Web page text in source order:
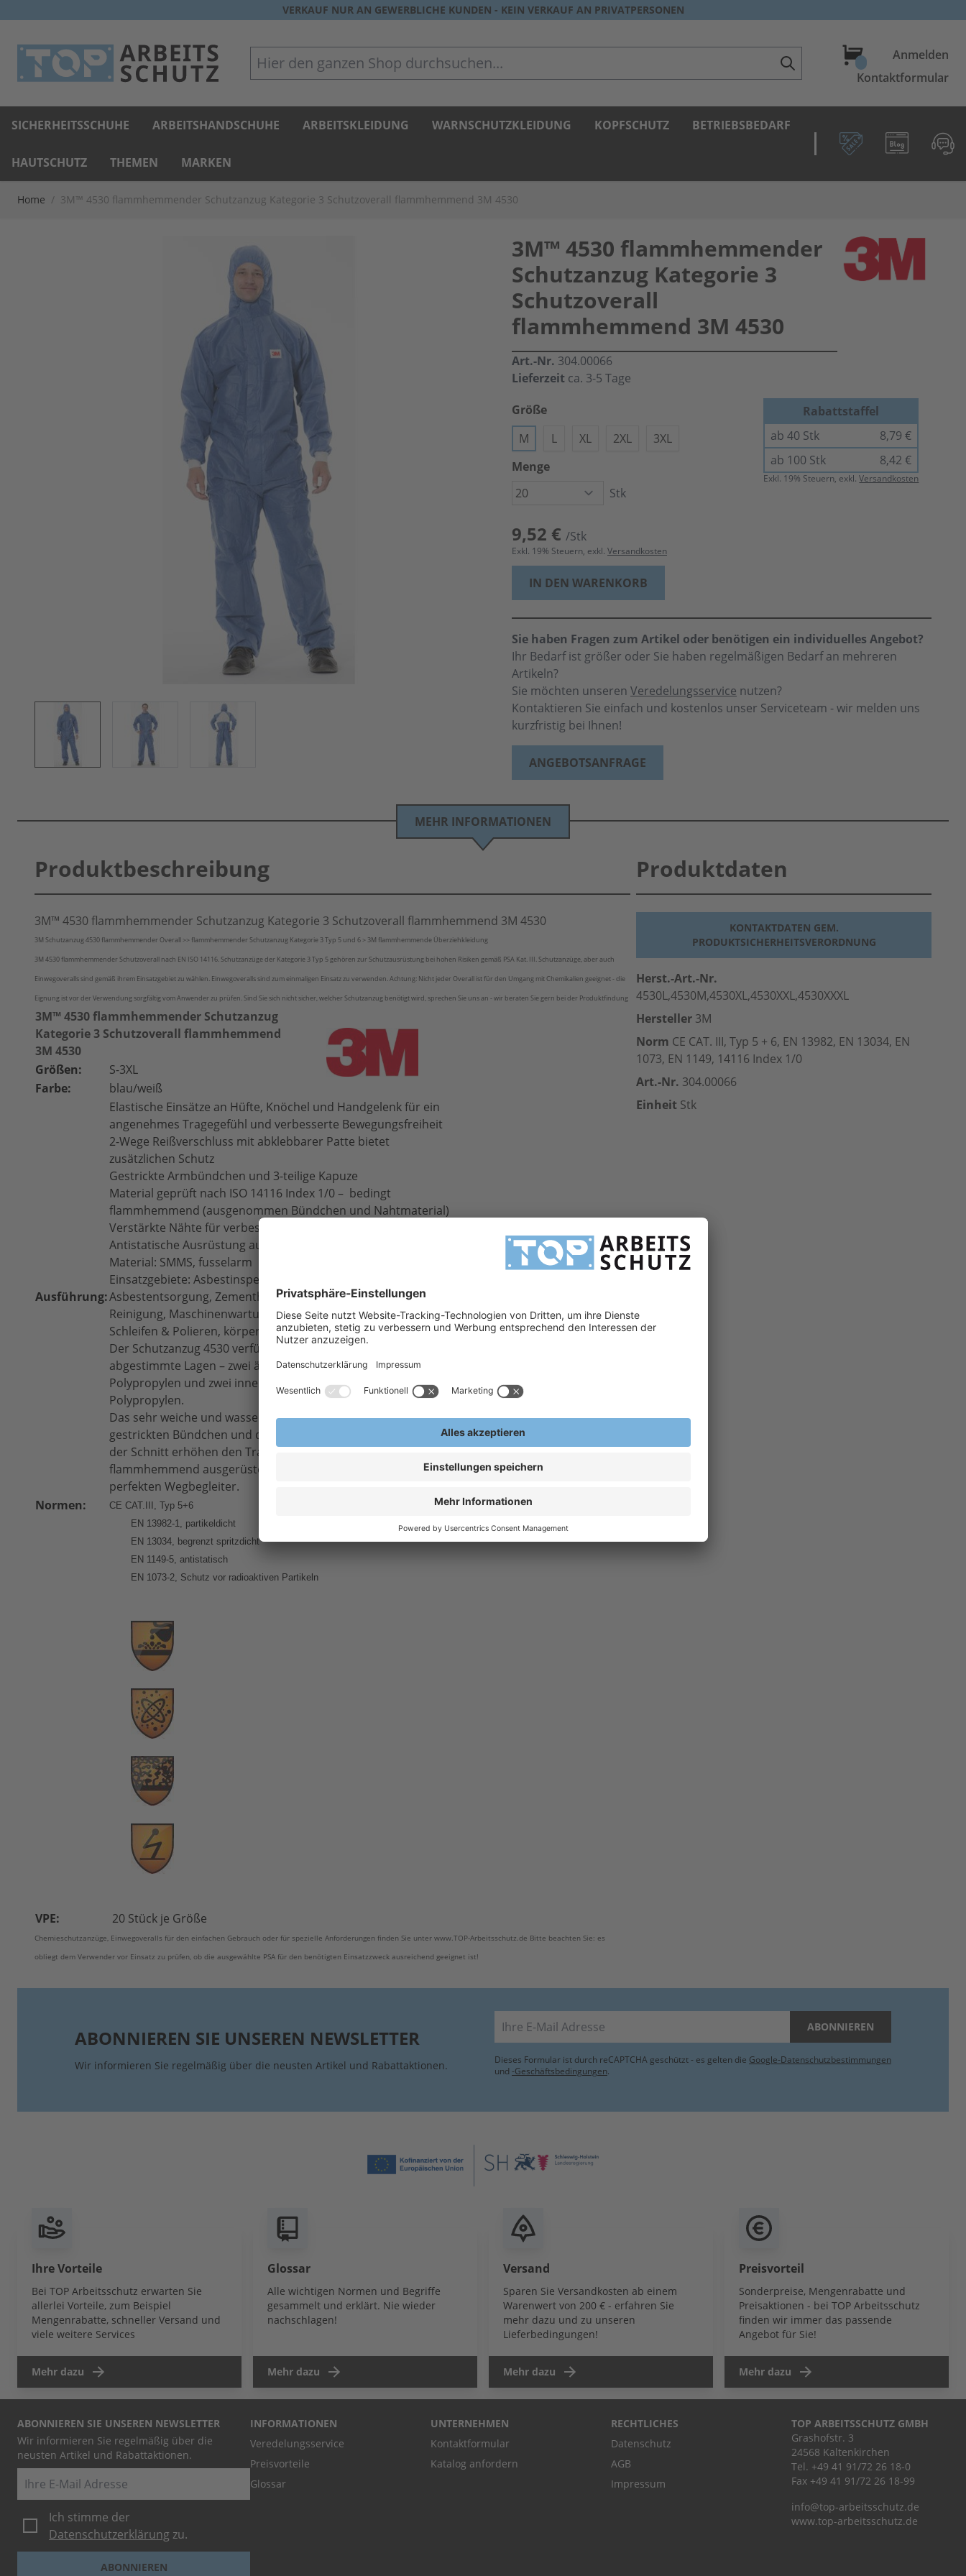
VERKAUF NUR AN GEWERBLICHE KUNDEN - KEIN VERKAUF AN PRIVATPERSONEN
Hier den ganzen Shop durchsuchen... WarenkorbAnmelden
Kontaktformular
SICHERHEITSSCHUHE ARBEITSHANDSCHUHE ARBEITSKLEIDUNG WARNSCHUTZKLEIDUNG KOPFSCHUTZ BETRIEBSBEDARF
HAUTSCHUTZ THEMEN MARKEN
Home / 3M™ 4530 flammhemmender Schutzanzug Kategorie 3 Schutzoverall flammhemmend 3M 4530
3M™ 4530 flammhemmender
Schutzanzug Kategorie 3
Schutzoverall
flammhemmend 3M 4530
Art.-Nr. 304.00066
Lieferzeit ca. 3-5 Tage
Größe
M
L XL 2XL
3XL
Menge
Stk
9,52 € /Stk
Exkl. 19% Steuern, exkl. Versandkosten
Rabattstaffel
ab 40 Stk
8,79 €
ab 100 Stk
8,42 €
Exkl. 19% Steuern, exkl.Versandkosten
IN DEN WARENKORB
Sie haben Fragen zum Artikel oder benötigen ein individuelles Angebot?
Ihr Bedarf ist größer oder Sie haben regelmäßigen Bedarf an mehreren
Artikeln?
Sie möchten unseren Veredelungsservice nutzen?
Kontaktieren Sie einfach und kostenlos unser Serviceteam - wir melden uns
kurzfristig bei Ihnen!
ANGEBOTSANFRAGE
MEHR INFORMATIONEN
Produktbeschreibung
3M™ 4530 flammhemmender Schutzanzug Kategorie 3 Schutzoverall flammhemmend 3M 4530
3M Schutzanzug 4530 flammhemmender Overall >> flammhemmender Schutzanzug Kategorie 3 Typ 5 und 6 > 3M flammhemmende Überziehkleidung
3M 4530 flammhemmender Schutzoverall nach EN ISO 14116. Schutzanzüge der Kategorie 3 Typ 5 gehören zur Schutzausrüstung bei hohen Risiken gemäß PSA Kat. III. Schutzanzüge, aber auch
Einwegoveralls sind gemäß ihrem Einsatzgebiet zu wählen. Einwegoveralls sind zum einmaligen Einsatz zu verwenden. Achtung: Nicht jeder Overall ist für den Umgang mit Chemikalien geeignet - die
Eignung ist vor der Verwendung sorgfältig vom Anwender zu prüfen. Sind Sie sich nicht sicher, welcher Schutzanzug benötigt wird, sprechen Sie uns an - wir beraten Sie gern bei der Produktfindung
3M™ 4530 flammhemmender Schutzanzug
Kategorie 3 Schutzoverall flammhemmend
3M 4530
Größen:
S-3XL
Farbe:
blau/weiß
Ausführung:
Elastische Einsätze an Hüfte, Knöchel und Handgelenk für ein
angenehmes Tragegefühl und verbesserte Bewegungsfreiheit
2-Wege Reißverschluss mit abklebbarer Patte bietet
zusätzlichen Schutz
Gestrickte Armbündchen und 3-teilige Kapuze
Material geprüft nach ISO 14116 Index 1/0 – bedingt
flammhemmend (ausgenommen Bündchen und Nahtmaterial)
Verstärkte Nähte für verbesserte Haltbarkeit
Antistatische Ausrüstung auf beiden Seiten (EN 1149-5:2008)
Material: SMMS, fusselarm
Einsatzgebiete: Asbestinspektion, Isolierarbeiten,
Asbestentsorgung, Zementherstellung, leichte industrielle
Reinigung, Maschinenwartung, leichte Schweißarbeiten,
Schleifen & Polieren, körperlich anstrengende Tätigkeiten
Der Schutzanzug 4530 verfügt über vier aufeinander
abgestimmte Lagen – zwei äußere Lagen aus Meltblown-
Polypropylen und zwei innenliegende aus Spinnvlies-
Polypropylen.
Das sehr weiche und wasserdampfdurchlässige Material, die
gestrickten Bündchen und der 2-Wege-Reißverschluss sowie
der Schnitt erhöhen den Tragekomfort und machen den
flammhemmend ausgerüsteten Schutzanzug zu einem
perfekten Wegbegleiter.
Normen:
CE CAT.III, Typ 5+6
EN 13982-1, partikeldicht
EN 13034, begrenzt spritzdicht
EN 1149-5, antistatisch
EN 1073-2, Schutz vor radioaktiven Partikeln
VPE: 20 Stück je Größe
Chemieschutzanzüge, Einwegoveralls für den einfachen Gebrauch oder für spezielle Anforderungen finden Sie unter www.TOP-Arbeitsschutz.de Bitte beachten Sie: es
obliegt dem Verwender vor Einsatz zu prüfen, ob die ausgewählte PSA für den benötigten Einsatzzweck ausreichend geeignet ist!
Produktdaten
KONTAKTDATEN GEM.
PRODUKTSICHERHEITSVERORDNUNG
Herst.-Art.-Nr.
4530L,4530M,4530XL,4530XXL,4530XXXL
Hersteller 3M
Norm CE CAT. III, Typ 5 + 6, EN 13982, EN 13034, EN
1073, EN 1149, 14116 Index 1/0
Art.-Nr. 304.00066
Einheit Stk
ABONNIEREN SIE UNSEREN NEWSLETTER
Wir informieren Sie regelmäßig über die neusten Artikel und Rabattaktionen.
E-Mail ABONNIEREN
Dieses Formular ist durch reCAPTCHA geschützt - es gelten die Google-Datenschutzbestimmungen
und -Geschäftsbedingungen.
Ihre Vorteile
Bei TOP Arbeitsschutz erwarten Sie
allerlei Vorteile, zum Beispiel
Mengenrabatte, schneller Versand und
viele weitere Services
Mehr dazu
Glossar
Alle wichtigen Normen und Begriffe
gesammelt und erklärt. Nie wieder
nachschlagen!
Mehr dazu
Versand
Sparen Sie Versandkosten ab einem
Warenwert von 200 € - erfahren Sie
mehr dazu und zu unseren
Lieferbedingungen!
Mehr dazu
Preisvorteil
Sonderpreise, Mengenrabatte und
Preisaktionen - bei TOP Arbeitsschutz
finden wir immer das passende
Angebot für Sie!
Mehr dazu
ABONNIEREN SIE UNSEREN NEWSLETTER
Wir informieren Sie regelmäßig über die
neusten Artikel und Rabattaktionen.
E-Mail
Ich stimme der
Datenschutzerklärung zu.
ABONNIEREN
INFORMATIONEN
Veredelungsservice
Preisvorteile
Glossar
UNTERNEHMEN
Kontaktformular
Katalog anfordern
RECHTLICHES
Datenschutz
AGB
Impressum
TOP ARBEITSSCHUTZ GMBH
Grashofstr. 3
24568 Kaltenkirchen
Tel. +49 41 91/72 26 18-0
Fax +49 41 91/72 26 18-99
info@top-arbeitsschutz.de
www.top-arbeitsschutz.de